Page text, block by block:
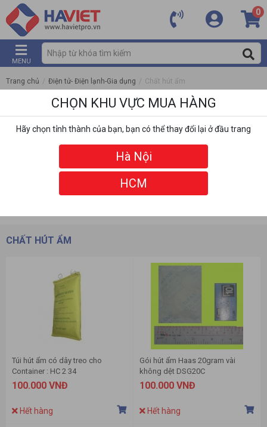
0
MENU
Trang chủ / Điện tử- Điện lạnh-Gia dụng / Chất hút ẩm
CHẤT HÚT ẨM
Túi hút ẩm có dây treo cho
Container : HC 2 34
100.000 VNĐ
Hết hàng
Gói hút ẩm Haas 20gram vài
không dệt DSG20C
100.000 VNĐ
Hết hàng
CHỌN KHU VỰC MUA HÀNG
Hãy chọn tỉnh thành của bạn, bạn có thể thay đổi lại ở đầu trang
Hà Nội
HCM